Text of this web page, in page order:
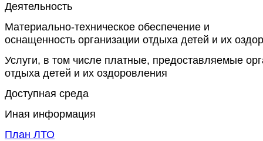
Деятельность
Материально-техническое обеспечение и
оснащенность организации отдыха детей и их
Услуги, в том числе платные, предоставляемые
отдыха детей и их оздоровления
Доступная среда
Иная информация
План ЛТО